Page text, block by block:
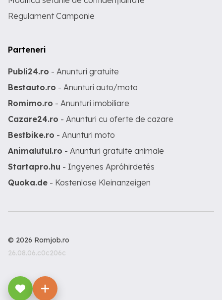
Regulament Campanie
Parteneri
Publi24.ro - Anunturi gratuite
Bestauto.ro - Anunturi auto/moto
Romimo.ro - Anunturi imobiliare
Cazare24.ro - Anunturi cu oferte de cazare
Bestbike.ro - Anunturi moto
Animalutul.ro - Anunturi gratuite animale
Startapro.hu - Ingyenes Apróhirdetés
Quoka.de - Kostenlose Kleinanzeigen
© 2026 Romjob.ro
26.08.06.c0c206c